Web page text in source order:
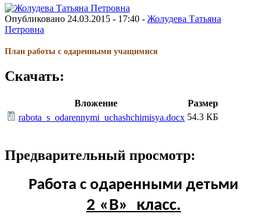
Опубликовано 24.03.2015 - 17:40 - Жолудева Татьяна
Петровна
План работы с одаренными учащимися
Скачать:
Вложение
Размер
rabota_s_odarennymi_uchashchimisya.docx 54.3 КБ
Предварительный просмотр:
Работа с одаренными детьми
2 «В» класс.